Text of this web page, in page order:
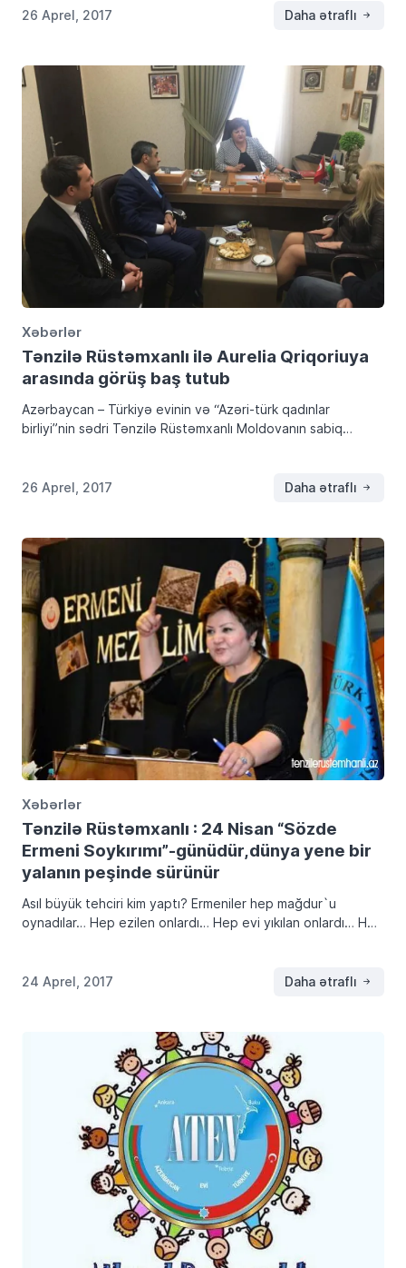
Toğrul […]
26 Aprel, 2017 Daha ətraflı
Xəbərlər
Tənzilə Rüstəmxanlı ilə Aurelia Qriqoriuya
arasında görüş baş tutub
Azərbaycan – Türkiyə evinin və “Azəri-türk qadınlar
birliyi”nin sədri Tənzilə Rüstəmxanlı Moldovanın sabiq
görüş baş tutub. Görüşdə Azərbaycan Ukrayna […]
26 Aprel, 2017 Daha ətraflı
Xəbərlər
Tənzilə Rüstəmxanlı : 24 Nisan “Sözde
Ermeni Soykırımı”-günüdür,dünya yene bir
yalanın peşinde sürünür
Asıl büyük tehciri kim yaptı? Ermeniler hep mağdur`u
oynadılar… Hep ezilen onlardı… Hep evi yıkılan onlardı… Hep
24 Aprel, 2017
Daha ətraflı